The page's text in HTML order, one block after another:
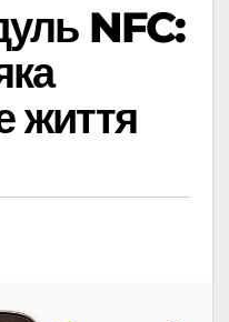
NFC:
життя